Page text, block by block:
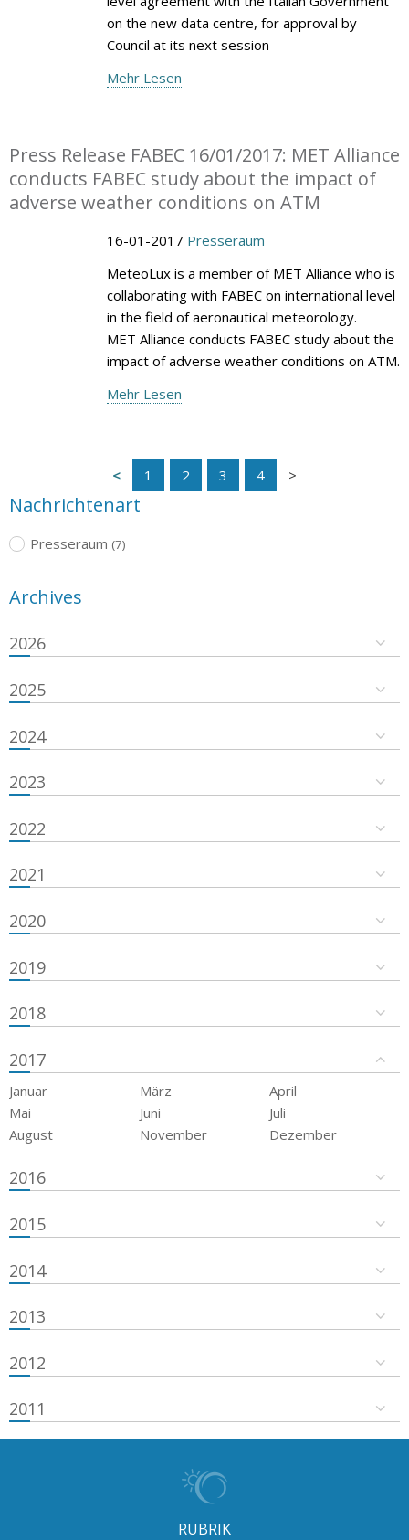
on the new data centre, for approval by
Council at its next session
Mehr Lesen
Press Release FABEC 16/01/2017: MET Alliance
conducts FABEC study about the impact of
adverse weather conditions on ATM
16-01-2017 Presseraum
MeteoLux is a member of MET Alliance who is
collaborating with FABEC on international level
in the field of aeronautical meteorology.
MET Alliance conducts FABEC study about the
impact of adverse weather conditions on ATM.
Mehr Lesen
1 2 3 4
Nachrichtenart
Presseraum (7)
Archives
2026
2025
2024
2023
2022
2021
2020
2019
2018
2017
Januar März
April
Mai
Juni
Juli
August
November Dezember
2016
2015
2014
2013
2012
2011
RUBRIK